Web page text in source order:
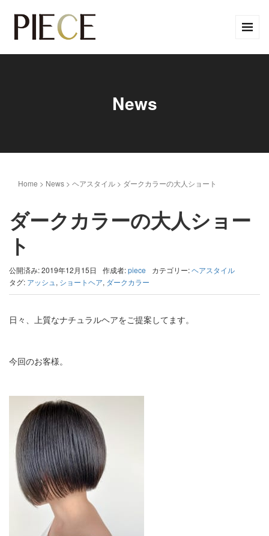
News
Home > News > ヘアスタイル > ダークカラーの大人ショート
ダークカラーの大人ショー
ト
公開済み: 2019年12月15日 作成者:piece カテゴリー:ヘアスタイル
タグ: アッシュ , ショートヘア, ダークカラー
日々、上質なナチュラルヘアをご提案してます。
今回のお客様。